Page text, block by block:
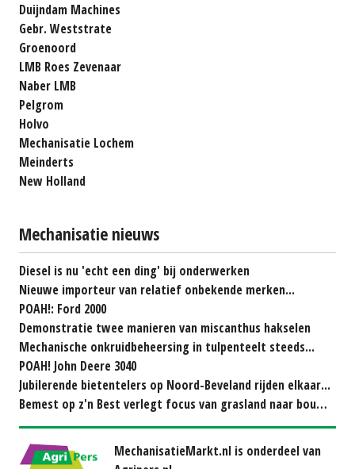
Duijndam Machines
Gebr. Weststrate
Groenoord
LMB Roes Zevenaar
Naber LMB
Pelgrom
Holvo
Mechanisatie Lochem
Meinderts
New Holland
Mechanisatie nieuws
Diesel is nu 'echt een ding' bij onderwerken
Nieuwe importeur van relatief onbekende merken...
POAH!: Ford 2000
Demonstratie twee manieren van miscanthus hakselen
Mechanische onkruidbeheersing in tulpenteelt steeds...
POAH! John Deere 3040
Jubilerende bietentelers op Noord-Beveland rijden elkaar...
Bemest op z'n Best verlegt focus van grasland naar bouwland
MechanisatieMarkt.nl is onderdeel van